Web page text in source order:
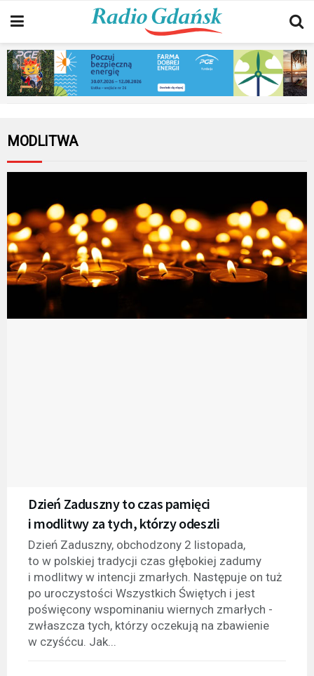
MODLITWA
Dzień Zaduszny to czas pamięci
i modlitwy za tych, którzy odeszli
Dzień Zaduszny, obchodzony 2 listopada,
to w polskiej tradycji czas głębokiej zadumy
i modlitwy w intencji zmarłych. Następuje on tuż
po uroczystości Wszystkich Świętych i jest
poświęcony wspominaniu wiernych zmarłych -
zwłaszcza tych, którzy oczekują na zbawienie
w czyśćcu. Jak...